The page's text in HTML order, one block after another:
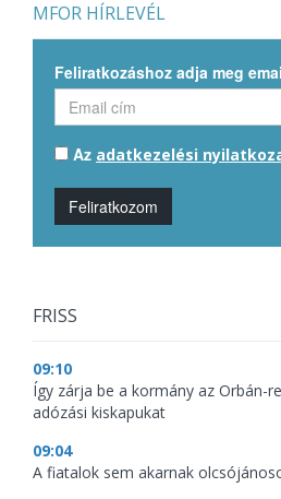
MFOR HÍRLEVÉL
Feliratkozáshoz adja meg
Az adatkezelési
Feliratkozom
FRISS
09:10
Így zárja be a kormány az Orbán-
adózási kiskapukat
09:04
A fiatalok sem akarnak